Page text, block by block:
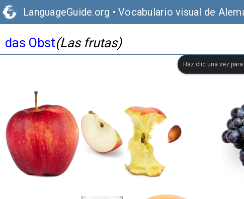
LanguageGuide.org • Vocabulario visual de
das Obst(Las frutas)
Haz clic una vez